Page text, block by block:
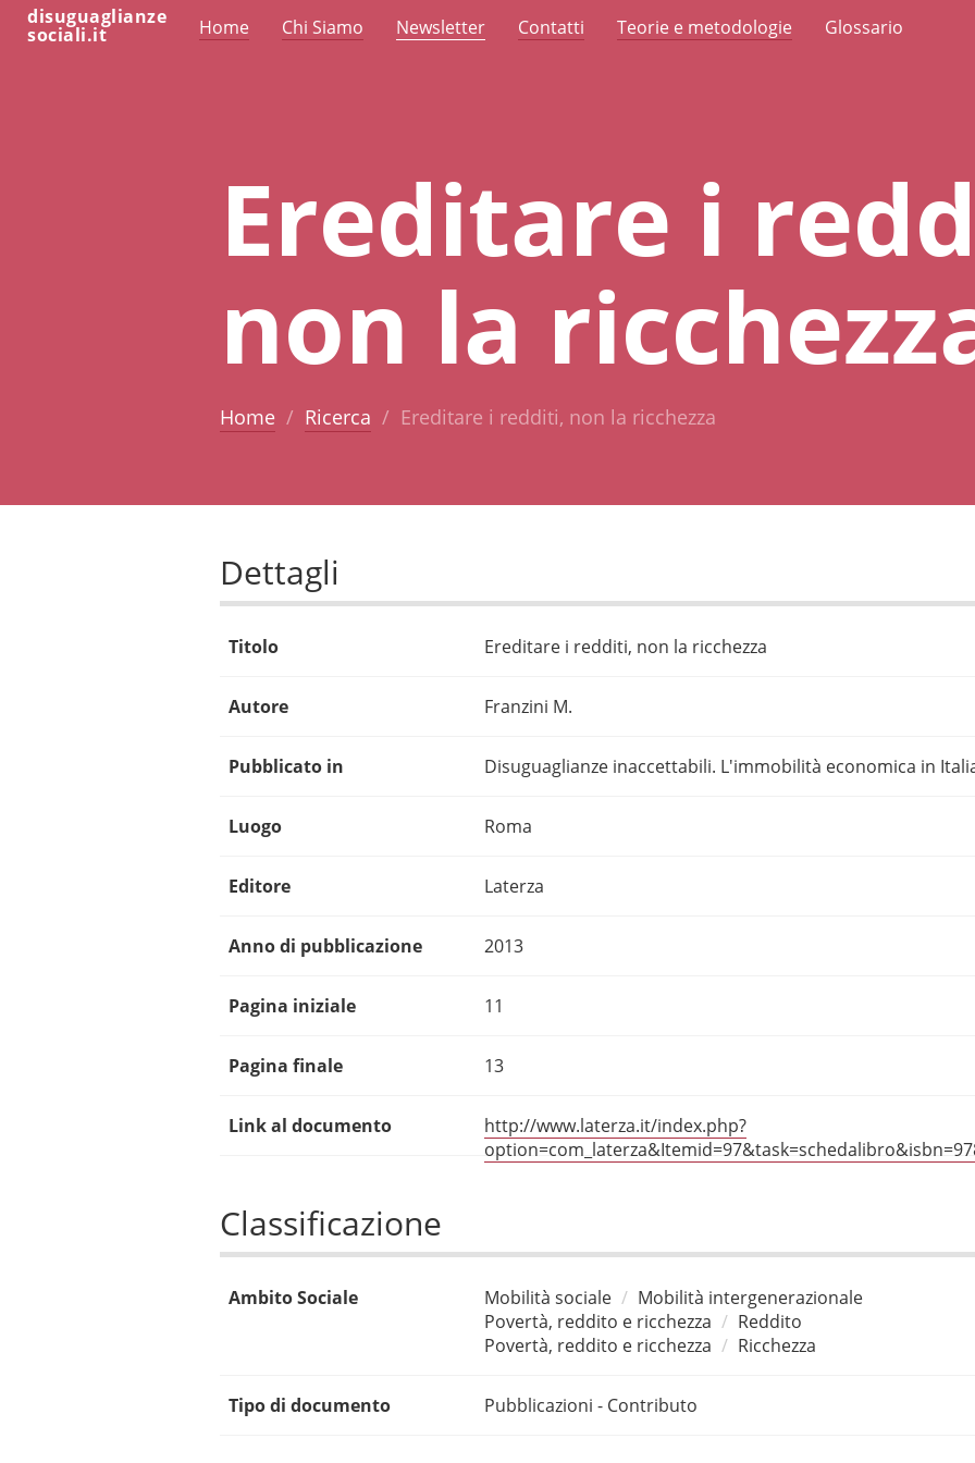
disuguaglianze
sociali.it Home Chi Siamo Newsletter Contatti Teorie e metodologie Glossario
Ereditare i
non la
Home Ricerca Ereditare i redditi, non la ricchezza
Dettagli
Titolo Ereditare i redditi, non la ricchezza
Autore Franzini M.
Pubblicato in Disuguaglianze inaccettabili. L'immobilità economica in
Luogo Roma
Editore Laterza
Anno di pubblicazione 2013
Pagina iniziale 11
Pagina finale 13
Link al documento
http://www.laterza.it/index.php?
Classificazione
Ambito Sociale Mobilità sociale
Mobilità intergenerazionale
Povertà, reddito e ricchezza
Reddito
Povertà, reddito e ricchezza
Ricchezza
Tipo di documento Pubblicazioni - Contributo